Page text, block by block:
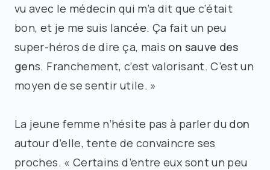
vu avec le médecin qui m’a dit que c’était
bon, et je me suis lancée. Ça fait un peu
super-héros de dire ça, mais on sauve des
gens. Franchement, c’est valorisant. C’est un
moyen de se sentir utile. »
La jeune femme n’hésite pas à parler du don
autour d’elle, tente de convaincre ses
proches. « Certains d’entre eux sont un peu